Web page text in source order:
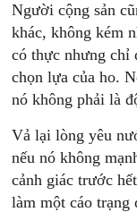
Người cộng sản
khác, không kém
có thực nhưng chỉ
chọn lựa của ho.
nó không phải là
Vả lại lòng yêu
nếu nó không
cảnh giác trước
làm một cáo trạng